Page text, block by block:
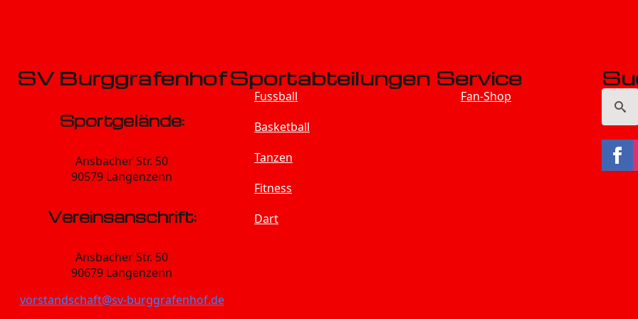
SV Burggrafenhof
Sportgelände:
Ansbacher Str. 50
90579 Langenzenn
Vereinsanschrift:
Ansbacher Str. 50
90679 Langenzenn
vorstandschaft@sv-burggrafenhof.de
Sportabteilungen
Fussball
Basketball
Tanzen
Fitness
Dart
Service
Fan-Shop
for: